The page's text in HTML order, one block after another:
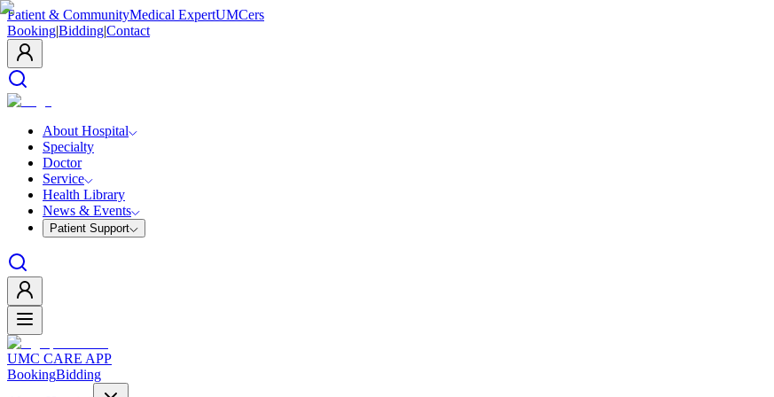
Patient & CommunityMedical ExpertUMCers
Booking|Bidding|Contact
About Hospital
Specialty
Doctor
Service
Health Library
News & Events
Patient Support
UMC CARE APP
BookingBidding